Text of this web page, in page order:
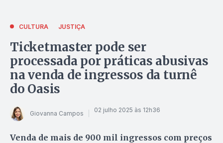
CULTURA JUSTIÇA
Ticketmaster pode ser
processada por práticas abusivas
na venda de ingressos da turnê
do Oasis
Giovanna Campos 02 julho 2025 às 12h36
Venda de mais de 900 mil ingressos com preços